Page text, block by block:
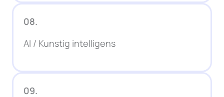
08.
AI / Kunstig intelligens
09.